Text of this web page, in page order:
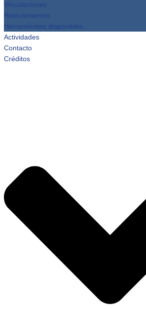
Vinculaciones
Relevamientos
Herramientas disponibles
Actividades
Contacto
Créditos